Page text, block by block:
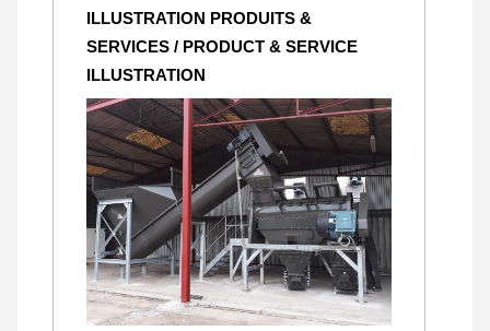
ILLUSTRATION PRODUITS &
SERVICES / PRODUCT & SERVICE
ILLUSTRATION